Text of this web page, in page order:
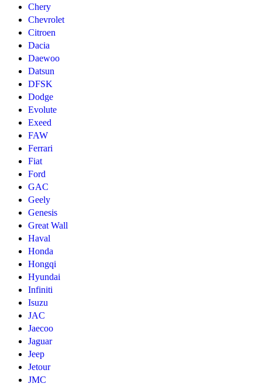
Chery
Chevrolet
Citroen
Dacia
Daewoo
Datsun
DFSK
Dodge
Evolute
Exeed
FAW
Ferrari
Fiat
Ford
GAC
Geely
Genesis
Great Wall
Haval
Honda
Hongqi
Hyundai
Infiniti
Isuzu
JAC
Jaecoo
Jaguar
Jeep
Jetour
JMC